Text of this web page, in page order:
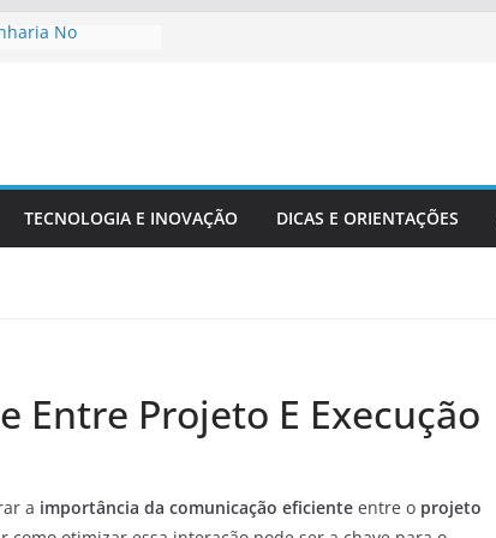
No
Ambiente:
Civil Na
Aplicadas
TECNOLOGIA E INOVAÇÃO DICAS E ORIENTAÇÕES
Entre Projeto E Execução
a importância da comunicação eficiente entre o projeto